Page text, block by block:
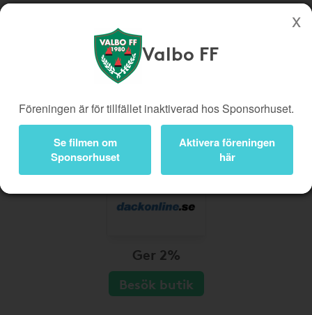
Köp genom denna sida stöttar Valbo FF
Presentkort
Kampanjer
Bli medlem
Logga in
Valbo FF
Föreningen är för tillfället inaktiverad hos Sponsorhuset.
Se filmen om
Sponsorhuset
Aktivera föreningen
här
Ger 2%
Besök butik